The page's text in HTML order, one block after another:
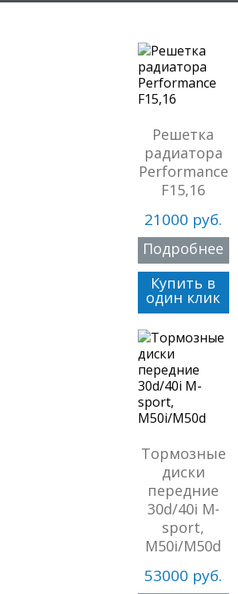
Решетка
радиатора
Performance
F15,16
21000 руб.
Подробнее
Купить в
один клик
Тормозные
диски
передние
30d/40i M-
sport,
M50i/M50d
53000 руб.